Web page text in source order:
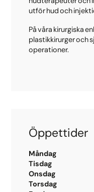
utför hud och
På våra kirurgiska
plastikkirurger och
operationer.
Öppettider
Måndag
Tisdag
Onsdag
Torsdag